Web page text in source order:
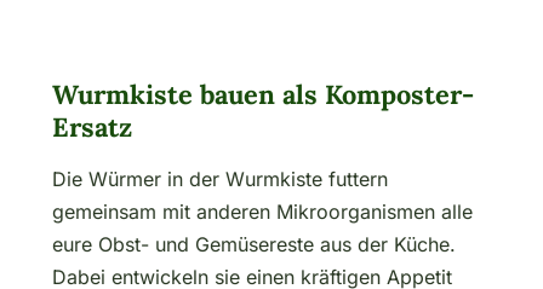
Wurmkiste bauen als Komposter-
Ersatz
Die Würmer in der Wurmkiste futtern
gemeinsam mit anderen Mikroorganismen alle
eure Obst- und Gemüsereste aus der Küche.
Dabei entwickeln sie einen kräftigen Appetit